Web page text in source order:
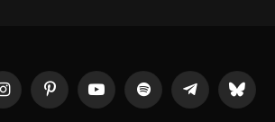
InstagramPinterestYouTubeSpotify Telegrama